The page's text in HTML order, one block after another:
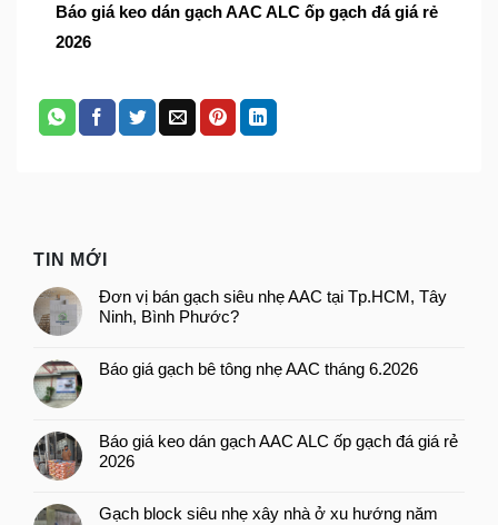
Báo giá keo dán gạch AAC ALC ốp gạch đá giá rẻ
2026
TIN MỚI
Đơn vị bán gạch siêu nhẹ AAC tại Tp.HCM, Tây
Ninh, Bình Phước?
Báo giá gạch bê tông nhẹ AAC tháng 6.2026
Báo giá keo dán gạch AAC ALC ốp gạch đá giá rẻ
2026
Gạch block siêu nhẹ xây nhà ở xu hướng năm